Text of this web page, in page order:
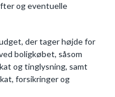
og eventuelle
der tager højde for
boligkøbet, såsom
og tinglysning, samt
forsikringer og